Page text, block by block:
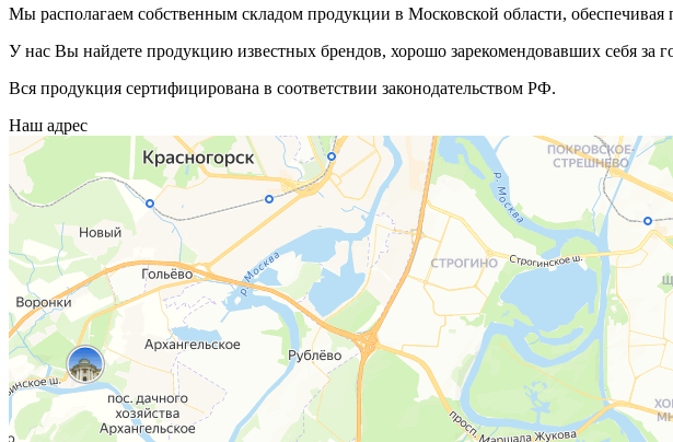
Мы располагаем собственным складом продукции в Московской области,
У нас Вы найдете продукцию известных брендов, хорошо зарекомендовавших себя за
Вся продукция сертифицирована в соответствии законодательством РФ.
Наш адрес